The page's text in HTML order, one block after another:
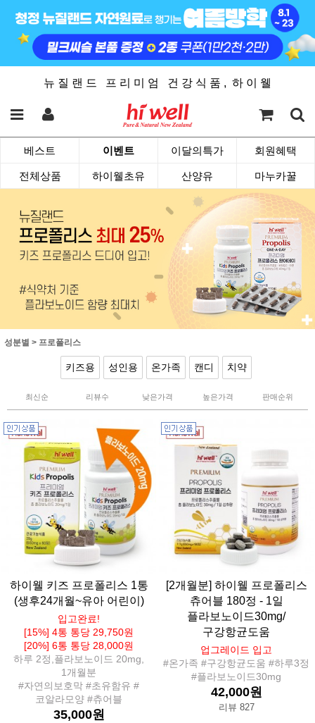
뉴 질 랜 드 프 리 미 엄 건 강 식 품 , 하 이 웰
베스트 이벤트 이달의특가 회원혜택
전체상품 하이웰초유 산양유 마누카꿀
성분별 > 프로폴리스
키즈용 성인용 온가족 캔디 치약
최신순 리뷰수 낮은가격 높은가격 판매순위
하이웰 키즈 프로폴리스 1통
(생후24개월~유아 어린이)
입고완료!
[15%] 4통 통당 29,750원
[20%] 6통 통당 28,000원
하루 2정,플라보노이드 20mg,
1개월분
#자연의보호막 #초유함유 #
코알라모양 #츄어블
35,000원
[2개월분] 하이웰 프로폴리스
츄어블 180정 - 1일
플라보노이드30mg/
구강항균도움
업그레이드 입고
#온가족 #구강항균도움 #하루3정
#플라보노이드30mg
42,000원
리뷰 827